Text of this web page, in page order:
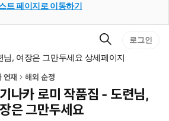
트 페이지로 이동하기
검
색
로그인
, 여장은 그만두세요 상세페이지
연재 해외 순정
나카 로미 작품집 - 도련님,
은 그만두세요